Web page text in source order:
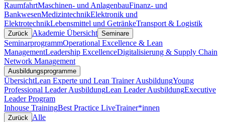
RaumfahrtMaschinen- und AnlagenbauFinanz- und
BankwesenMedizintechnikElektronik und
ElektrotechnikLebensmittel und GetränkeTransport & Logistik
Zurück Akademie Übersicht Seminare
SeminarprogrammOperational Excellence & Lean
ManagementLeadership ExcellenceDigitalisierung & Supply Chain
Network Management
Ausbildungsprogramme
ÜbersichtLean Experte und Lean Trainer AusbildungYoung
Professional Leader AusbildungLean Leader AusbildungExecutive
Leader Program
Inhouse TrainingBest Practice LiveTrainer*innen
Zurück
Alle